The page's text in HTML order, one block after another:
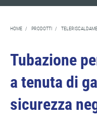
HOME / PRODOTTI /
Tubazione
a tenuta di
sicurezza